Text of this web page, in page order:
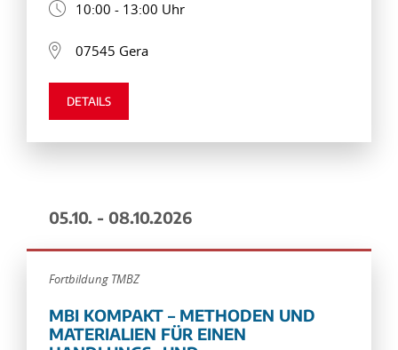
10:00 - 13:00 Uhr
07545 Gera
DETAILS
05.10. - 08.10.2026
Fortbildung TMBZ
MBI KOMPAKT – METHODEN UND
MATERIALIEN FÜR EINEN